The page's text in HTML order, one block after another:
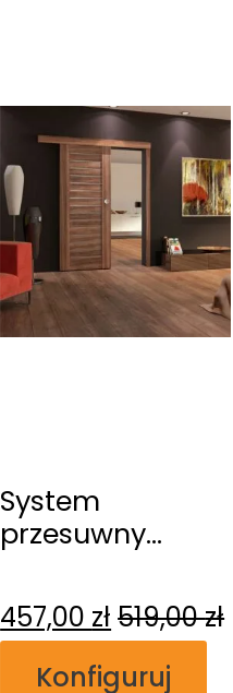
System
przesuwny
naścienny
457,00 zł 519,00zł
Konfiguruj